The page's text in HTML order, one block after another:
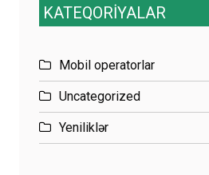
KATEQORİYALAR
Mobil operatorlar
Uncategorized
Yeniliklər